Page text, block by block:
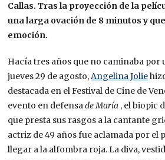
Callas. Tras la proyección de la
una larga ovación de 8 minutos y
emoción.
Hacía tres años que no caminaba por
jueves 29 de agosto,Angelina Jolie
destacada en el Festival de Cine de
evento en defensade María , el biopic
que presta sus rasgos a la cantante
actriz de 49 años fue aclamada por el
llegar a la alfombra roja. La diva,